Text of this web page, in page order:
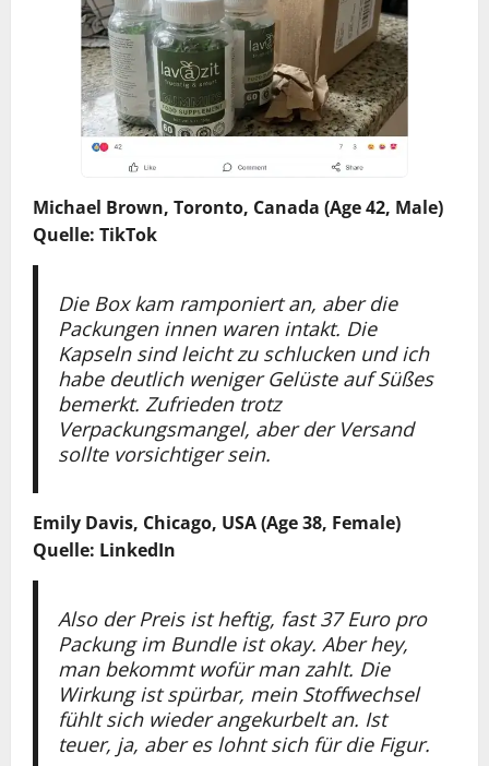
Michael Brown, Toronto, Canada (Age 42, Male)
Quelle: TikTok
Die Box kam ramponiert an, aber die
Packungen innen waren intakt. Die
Kapseln sind leicht zu schlucken und ich
habe deutlich weniger Gelüste auf Süßes
bemerkt. Zufrieden trotz
Verpackungsmangel, aber der Versand
sollte vorsichtiger sein.
Emily Davis, Chicago, USA (Age 38, Female)
Quelle: LinkedIn
Also der Preis ist heftig, fast 37 Euro pro
Packung im Bundle ist okay. Aber hey,
man bekommt wofür man zahlt. Die
Wirkung ist spürbar, mein Stoffwechsel
fühlt sich wieder angekurbelt an. Ist
teuer, ja, aber es lohnt sich für die Figur.